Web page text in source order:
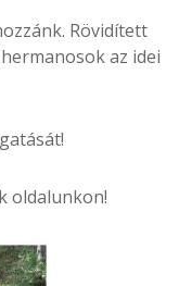
Rövidített
az idei
oldalunkon!